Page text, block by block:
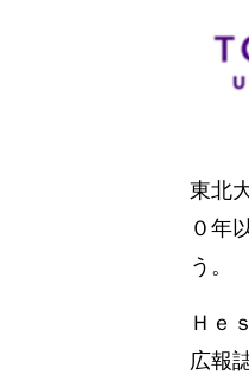
東北
０年
う。
Ｈｅ
広報